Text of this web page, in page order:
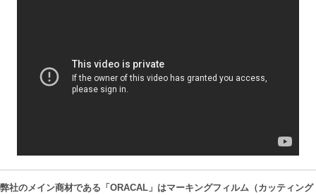
弊社のメイン商材である「ORACAL」はマーキングフィルム（カッティング